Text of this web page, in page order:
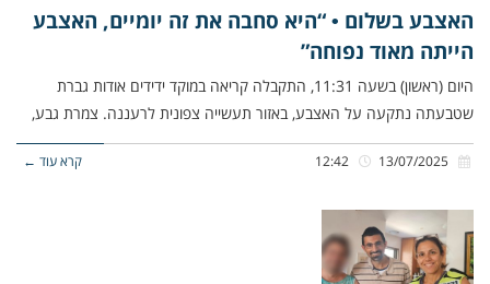
האצבע בשלום • “היא סחבה את זה יומיים, האצבע
הייתה מאוד נפוחה”
היום (ראשון) בשעה 11:31, התקבלה קריאה במוקד ידידים אודות גברת
שטבעתה נתקעה על האצבע, באזור תעשייה צפונית לרעננה. צמרת גבע,
קרא עוד ←